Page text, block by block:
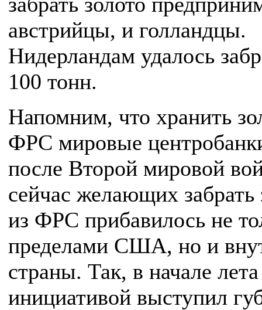
австрийцы, и голландцы.
Нидерландам удалось
100 тонн.
Напомним, что хранить
ФРС мировые
после Второй мировой
сейчас желающих забрать
из ФРС прибавилось не
пределами США, но и
страны. Так, в начале
инициативой выступил